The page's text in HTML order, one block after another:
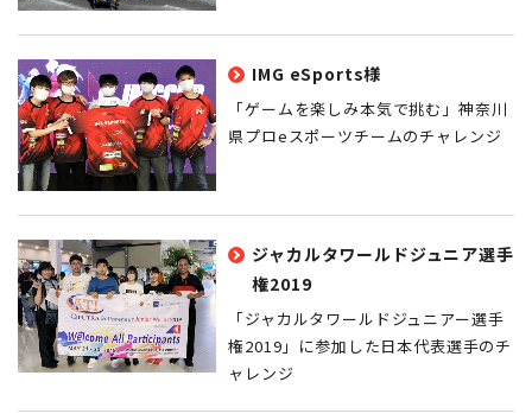
IMG eSports様
「ゲームを楽しみ本気で挑む」神奈川
県プロeスポーツチームのチャレンジ
ジャカルタワールドジュニア選手
権2019
「ジャカルタワールドジュニアー選手
権2019」に参加した日本代表選手のチ
ャレンジ